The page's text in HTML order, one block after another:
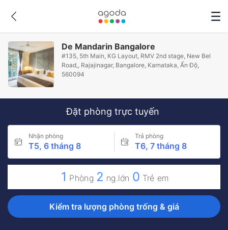
De Mandarin Bangalore
#135, 5th Main, KG Layout, RMV 2nd stage, New Bel
Road,, Rajajinagar, Bangalore, Karnataka, Ấn Độ,
560094
Đặt phòng trực tuyến
Nhận phòng
T5, 6 tháng 8
Trả phòng
T6, 7 tháng 8
1 Phòng 2 ng.lớn 0 Trẻ em
Kiểm tra lượng phòng trống & giá